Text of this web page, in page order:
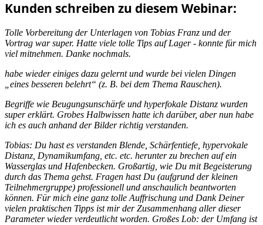
Kunden schreiben zu diesem Webinar:
Tolle Vorbereitung der Unterlagen von Tobias Franz und der
Vortrag war super. Hatte viele tolle Tips auf Lager - konnte für mich
viel mitnehmen. Danke nochmals.
habe wieder einiges dazu gelernt und wurde bei vielen Dingen
„eines besseren belehrt“ (z. B. bei dem Thema Rauschen).
Begriffe wie Beugungsunschärfe und hyperfokale Distanz wurden
super erklärt. Grobes Halbwissen hatte ich darüber, aber nun habe
ich es auch anhand der Bilder richtig verstanden.
Tobias: Du hast es verstanden Blende, Schärfentiefe, hypervokale
Distanz, Dynamikumfang, etc. etc. herunter zu brechen auf ein
Wasserglas und Hafenbecken. Großartig, wie Du mit Begeisterung
durch das Thema gehst. Fragen hast Du (aufgrund der kleinen
Teilnehmergruppe) professionell und anschaulich beantworten
können. Für mich eine ganz tolle Auffrischung und Dank Deiner
vielen praktischen Tipps ist mir der Zusammenhang aller dieser
Parameter wieder verdeutlicht worden. Großes Lob: der Umfang ist